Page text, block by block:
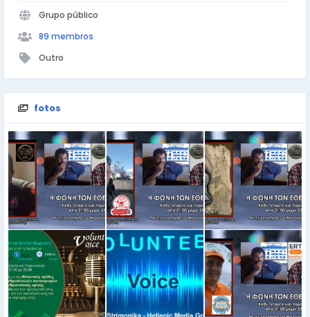
Grupo público
89 membros
Outro
fotos